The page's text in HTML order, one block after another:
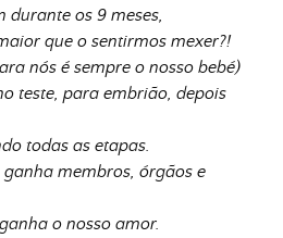
os 9 meses,
que o sentirmos mexer?!
nós é sempre o nosso bebé)
teste, para embrião, depois
todas as etapas.
membros, órgãos e
o nosso amor.